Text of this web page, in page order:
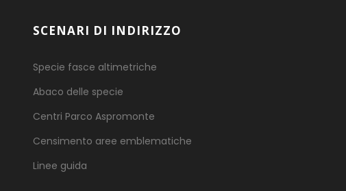
SCENARI DI INDIRIZZO
Specie fasce altimetriche
Abaco delle specie
Centri Parco Aspromonte
Censimento aree emblematiche
Linee guida